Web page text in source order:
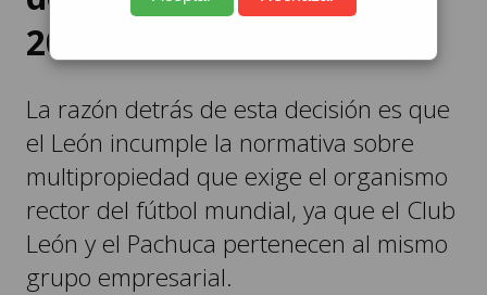
2025
La razón detrás de esta decisión es que
el León incumple la normativa sobre
multipropiedad que exige el organismo
rector del fútbol mundial, ya que el Club
León y el Pachuca pertenecen al mismo
grupo empresarial.